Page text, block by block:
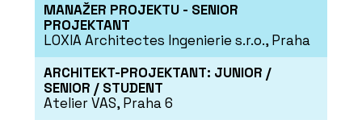
MANAŽER PROJEKTU - SENIOR
PROJEKTANT
LOXIA Architectes Ingenierie s.r.o., Praha
ARCHITEKT-PROJEKTANT: JUNIOR /
SENIOR / STUDENT
Atelier VAS, Praha 6